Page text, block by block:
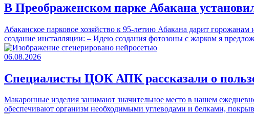
В Преображенском парке Абакана
Абаканское парковое хозяйство к 95-летию Абакана дарит
создание инсталляции: – Идею создания фотозоны с жарком я
06.08.2026
Специалисты ЦОК АПК рассказали о
Макаронные изделия занимают значительное место в нашем
обеспечивают организм необходимыми углеводами и белками,